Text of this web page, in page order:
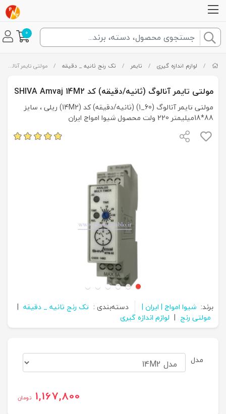
0
/ لوازم اندازه گیری / تایمر / تک رنج ثانیه _ دقیقه / مولتی تایمر آنالوگ (ثانیه/دقیقه) کد SHIVA Amvaj 14M2
مولتی تایمر آنالوگ (ثانیه/دقیقه) کد SHIVA Amvaj 14M2
مولتی تایمر آنالوگ (60_1) (ثانیه/دقیقه) کد (14M2) ریلی ، سایز
88*18میلیمتر 220 ولت محصول شیوا امواج ایران
برند: شیوا امواج | ایران | دسته‌بندی : تک رنج ثانیه _ دقیقه |
مولتی رنج | لوازم اندازه گیری
مدل
1,167,800 تومان